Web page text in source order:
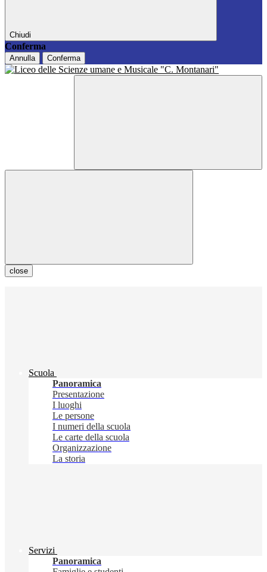
Chiudi
Conferma
Annulla Conferma
close
Scuola
Panoramica
Presentazione
I luoghi
Le persone
I numeri della scuola
Le carte della scuola
Organizzazione
La storia
Servizi
Panoramica